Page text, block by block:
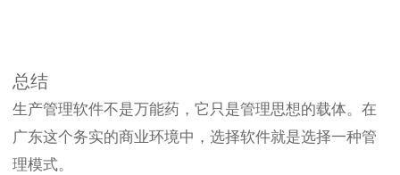
总结
生产管理软件不是万能药，它只是管理思想的载体。在
广东这个务实的商业环境中，选择软件就是选择一种管
理模式。